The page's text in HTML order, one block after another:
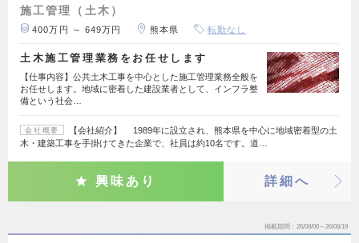
施工管理（土木）
400万円 ～ 649万円 熊本県 転勤なし
土木施工管理業務をお任せします
【仕事内容】公共土木工事を中心とした施工管理業務全般を
お任せします。地域に密着した建設業者として、インフラ整
備という社会…
会社概要
【会社紹介】 1989年に設立され、熊本県を中心に地域密着型の土
木・建築工事を手掛けてきた企業で、社員は約10名です。道…
興味あり 詳細へ
掲載期間 26/08/06～26/08/19